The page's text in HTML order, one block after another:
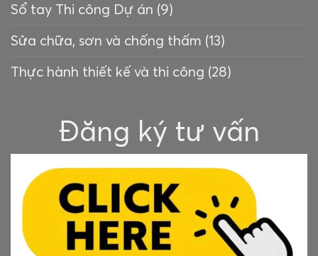
Sổ tay Thi công Dự án (9)
Sửa chữa, sơn và chống thấm (13)
Thực hành thiết kế và thi công (28)
Đăng ký tư vấn